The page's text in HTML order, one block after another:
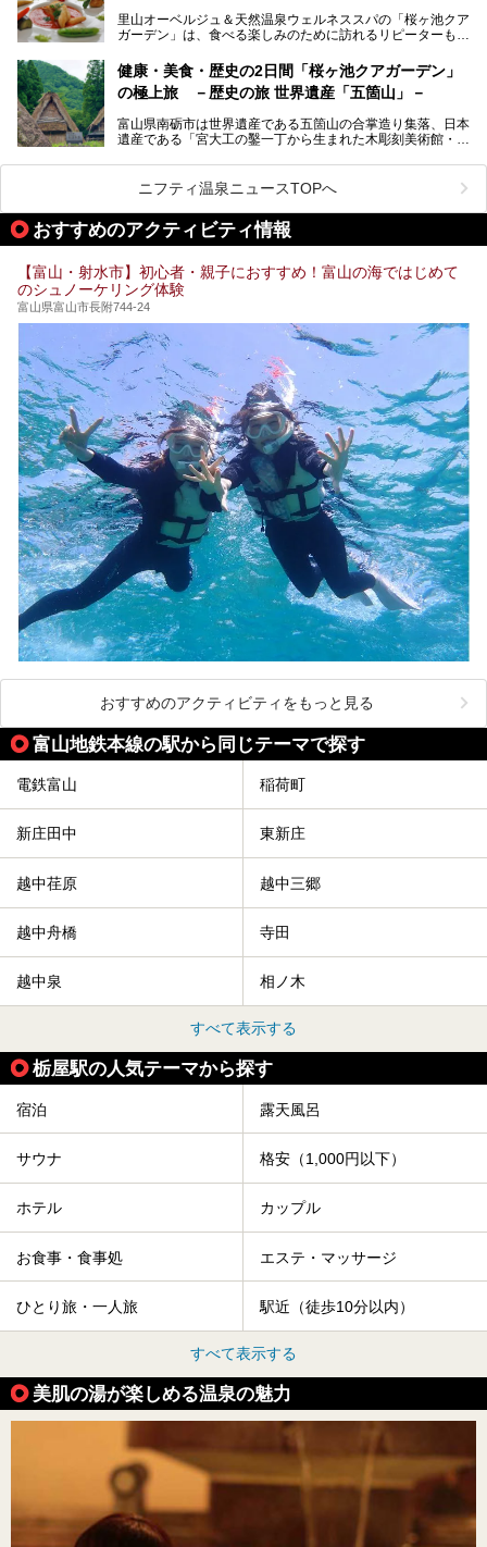
ートしたいと思います。
里山オーベルジュ＆天然温泉ウェルネススパの「桜ヶ池クア
ガーデン」は、食べる楽しみのために訪れるリピーターも多
月、水はフレンチ、火、木は和食、土日はその両方がランチ
とディナーで味わえます。オリジナルのスイーツも評判で
す。
そんな「桜ヶ池クアガーデン」に宿泊して、食を満喫してき
たのでじっくりご紹介します！
健康・美食・歴史の2日間「桜ヶ池クアガーデン」
の極上旅 －歴史の旅 世界遺産「五箇山」－
富山県南砺市は世界遺産である五箇山の合掌造り集落、日本
遺産である「宮大工の鑿一丁から生まれた木彫刻美術館・井
小京都・城端と、とても魅力的な観光スポットがたくさんあ
ります。
城端の郊外に建つ里山オーベルジュ＆温泉ウェルネススパ
「桜ヶ池クアガーデン」に泊まって、歴史の旅にお出かけし
てみませんか？
ニフティ温泉ニュースTOPへ
おすすめのアクティビティ情報
【富山・射水市】初心者・親子におすすめ！富山の海ではじめて
のシュノーケリング体験
富山県富山市長附744-24
おすすめのアクティビティをもっと見る
富山地鉄本線の駅から同じテーマで探す
電鉄富山 稲荷町
新庄田中 東新庄
越中荏原 越中三郷
越中舟橋 寺田
越中泉 相ノ木
すべて表示する
栃屋駅の人気テーマから探す
宿泊 露天風呂
サウナ 格安（1,000円以下）
ホテル カップル
お食事・食事処 エステ・マッサージ
ひとり旅・一人旅 駅近（徒歩10分以内）
すべて表示する
美肌の湯が楽しめる温泉の魅力